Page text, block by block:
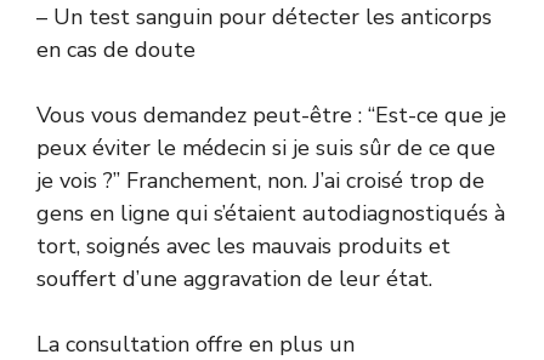
– Un test sanguin pour détecter les anticorps
en cas de doute
Vous vous demandez peut-être : “Est-ce que je
peux éviter le médecin si je suis sûr de ce que
je vois ?” Franchement, non. J’ai croisé trop de
gens en ligne qui s’étaient autodiagnostiqués à
tort, soignés avec les mauvais produits et
souffert d’une aggravation de leur état.
La consultation offre en plus un